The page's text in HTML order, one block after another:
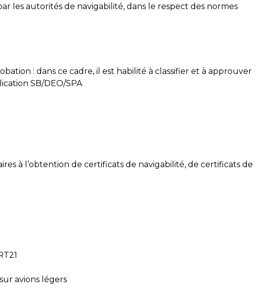
les autorités de navigabilité, dans le respect des normes
: dans ce cadre, il est habilité à classifier et à approuver
SB/DEO/SPA
à l’obtention de certificats de navigabilité, de certificats de
avions légers